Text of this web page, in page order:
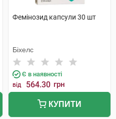
Фемінозид капсули 30 шт
Біхелс
Є в наявності
від 564.30 грн
КУПИТИ